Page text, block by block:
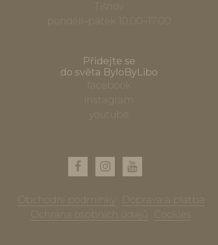
Tišnov
pondělí–pátek 10.00–17.00
Přidejte se
do světa ByloByLibo
facebook
instagram
youtube
Obchodní podmínky
Doprava a platba
Ochrana osobních údajů
Cookies